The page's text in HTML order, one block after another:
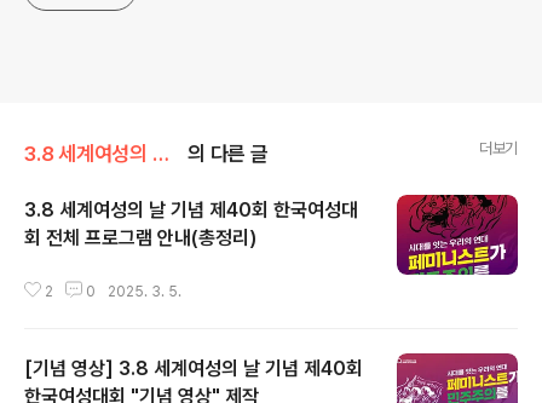
3.8 세계여성의 날 기념 한국여성대회/제40회 한국여성대회(2025) 의 다른 글 더보기
3.8 세계여성의 날 기념 제40회 한국여성대
회 전체 프로그램 안내(총정리)
2 0 2025. 3. 5.
[기념 영상] 3.8 세계여성의 날 기념 제40회
한국여성대회 "기념 영상" 제작